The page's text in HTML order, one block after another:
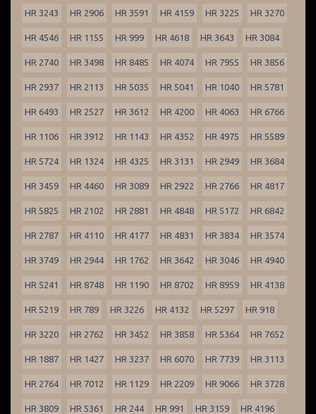
HR 3243 HR 2906 HR 3591 HR 4159 HR 3225 HR 3270
HR 4546 HR 1155 HR 999 HR 4618 HR 3643 HR 3084
HR 2740 HR 3498 HR 8485 HR 4074 HR 7955 HR 3856
HR 2937 HR 2113 HR 5035 HR 5041 HR 1040 HR 5781
HR 6493 HR 2527 HR 3612 HR 4200 HR 4063 HR 6766
HR 1106 HR 3912 HR 1143 HR 4352 HR 4975 HR 5589
HR 5724 HR 1324 HR 4325 HR 3131 HR 2949 HR 3684
HR 3459 HR 4460 HR 3089 HR 2922 HR 2766 HR 4817
HR 5825 HR 2102 HR 2881 HR 4848 HR 5172 HR 6842
HR 2787 HR 4110 HR 4177 HR 4831 HR 3834 HR 3574
HR 3749 HR 2944 HR 1762 HR 3642 HR 3046 HR 4940
HR 5241 HR 8748 HR 1190 HR 8702 HR 8959 HR 4138
HR 5219 HR 789 HR 3226 HR 4132 HR 5297 HR 918
HR 3220 HR 2762 HR 3452 HR 3858 HR 5364 HR 7652
HR 1887 HR 1427 HR 3237 HR 6070 HR 7739 HR 3113
HR 2764 HR 7012 HR 1129 HR 2209 HR 9066 HR 3728
HR 3809 HR 5361 HR 244 HR 991 HR 3159 HR 4196